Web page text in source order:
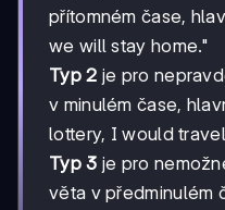
přítomném čase,
we will stay home."
Typ 2 je pro
v minulém čase,
lottery, I would
Typ 3 je pro
věta v předminulém